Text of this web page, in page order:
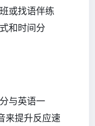
或找语伴练
和时间分
与英语一
来提升反应速